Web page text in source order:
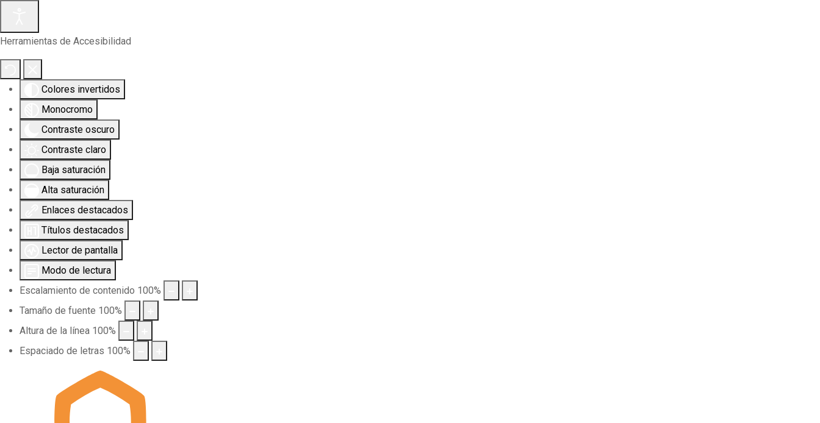
Herramientas de Accesibilidad
Colores invertidos
Monocromo
Contraste oscuro
Contraste claro
Baja saturación
Alta saturación
Enlaces destacados
Títulos destacados
Lector de pantalla
Modo de lectura
Escalamiento de contenido 100%
Tamaño de fuente 100%
Altura de la línea 100%
Espaciado de letras 100%